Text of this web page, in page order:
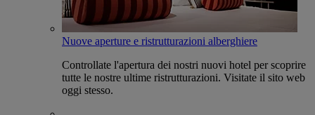
Nuove aperture e ristrutturazioni alberghiere
Controllate l'apertura dei nostri nuovi hotel per scoprire
tutte le nostre ultime ristrutturazioni. Visitate il sito web
oggi stesso.